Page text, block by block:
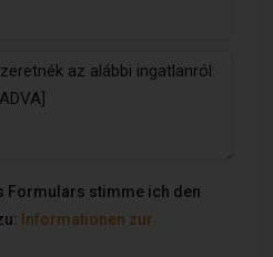
Formulars stimme ich den
Informationen zur